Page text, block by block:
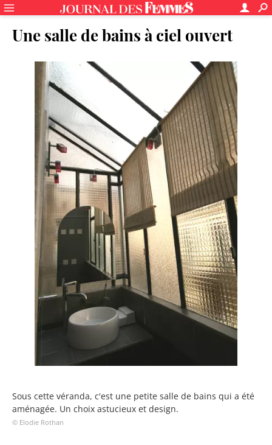
Une salle de bains à ciel ouvert
Sous cette véranda, c'est une petite salle de bains qui a été
aménagée. Un choix astucieux et design.
© Elodie Rothan